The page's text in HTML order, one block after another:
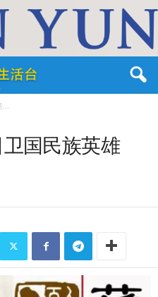
...
卫国民族英雄